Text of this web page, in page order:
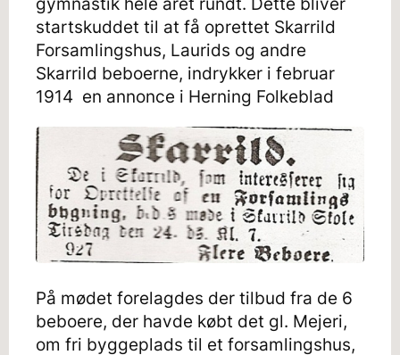
gymnastik hele året rundt. Dette bliver
startskuddet til at få oprettet Skarrild
Forsamlingshus, Laurids og andre
Skarrild beboerne, indrykker i februar
1914 en annonce i Herning Folkeblad
På mødet forelagdes der tilbud fra de 6
beboere, der havde købt det gl. Mejeri,
om fri byggeplads til et forsamlingshus,